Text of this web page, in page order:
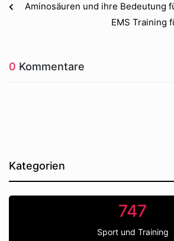
Aminosäuren und ihre Bedeutung
EMS Training
0 Kommentare
Kategorien
747
Sport und Training